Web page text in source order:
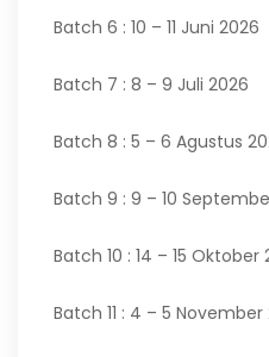
Batch 6 : 10 – 11 Juni 2026
Batch 7 : 8 – 9 Juli 2026
Batch 8 : 5 – 6 Agustus
Batch 9 : 9 – 10
Batch 10 : 14 – 15 Oktober
Batch 11 : 4 – 5 November